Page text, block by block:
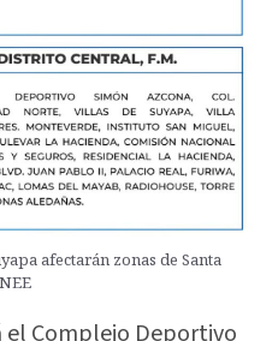
afectarán zonas de Santa
Complejo Deportivo